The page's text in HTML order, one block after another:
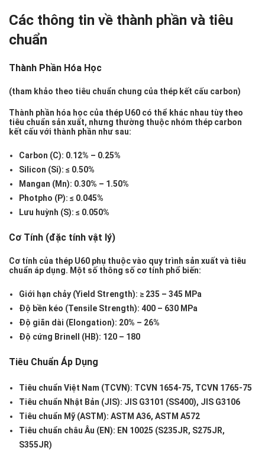
Các thông tin về thành phần và tiêu
chuẩn
Thành Phần Hóa Học
(tham khảo theo tiêu chuẩn chung của thép kết cấu carbon)
Thành phần hóa học của thép U60 có thể khác nhau tùy theo
tiêu chuẩn sản xuất, nhưng thường thuộc nhóm thép carbon
kết cấu với thành phần như sau:
Carbon (C): 0.12% – 0.25%
Silicon (Si): ≤ 0.50%
Mangan (Mn): 0.30% – 1.50%
Photpho (P): ≤ 0.045%
Lưu huỳnh (S): ≤ 0.050%
Cơ Tính (đặc tính vật lý)
Cơ tính của thép U60 phụ thuộc vào quy trình sản xuất và tiêu
chuẩn áp dụng. Một số thông số cơ tính phổ biến:
Giới hạn chảy (Yield Strength): ≥ 235 – 345 MPa
Độ bền kéo (Tensile Strength): 400 – 630 MPa
Độ giãn dài (Elongation): 20% – 26%
Độ cứng Brinell (HB): 120 – 180
Tiêu Chuẩn Áp Dụng
Tiêu chuẩn Việt Nam (TCVN): TCVN 1654-75, TCVN 1765-75
Tiêu chuẩn Nhật Bản (JIS): JIS G3101 (SS400), JIS G3106
Tiêu chuẩn Mỹ (ASTM): ASTM A36, ASTM A572
Tiêu chuẩn châu Âu (EN): EN 10025 (S235JR, S275JR,
S355JR)